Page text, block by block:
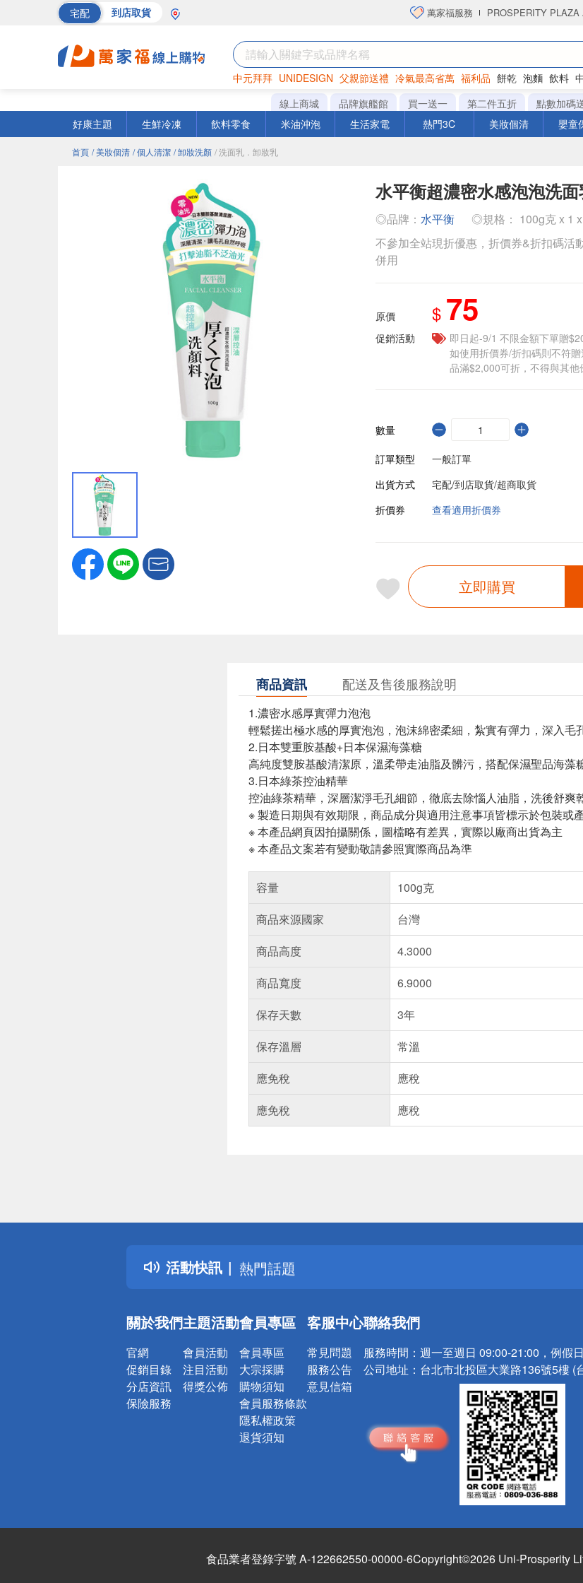
宅配 到店取貨 萬家福服務 PROSPERITY PLAZA
中元拜拜 UNIDESIGN 父親節送禮 冷氣最高省萬 福利品 餅乾 泡麵 飲料
巧克力 罐頭 衛生紙
線上商城 品牌旗艦館 買一送一 第二件五折 點數加碼
好康主題
生鮮冷凍 飲料零食 米油沖泡 生活家電 熱門3C 美妝個清 嬰童
首頁 / 美妝個清 / 個人清潔 / 卸妝洗顏 / 洗面乳．卸妝乳
水平衡超濃密水感泡泡洗
◎品牌： 水平衡
◎規格： 100g克 x 1
不參加全站現折優惠，折價券&折扣碼活
併用
原價 $ 75
促銷活動
即日起-9/1 不限金額下單贈
如使用折價券/折扣碼則不符
品滿$2,000可折，不得與其
數量
訂單類型
一般訂單
出貨方式
宅配/到店取貨/超商取貨
折價券
查看適用折價券
立即購買
商品資訊 配送及售後服務說明
1.濃密水感厚實彈力泡泡
輕鬆搓出極水感的厚實泡泡，泡沫綿密柔細，紮實有彈力，深入毛
2.日本雙重胺基酸+日本保濕海藻糖
高純度雙胺基酸清潔原，溫柔帶走油脂及髒污，搭配保濕聖品海藻
3.日本綠茶控油精華
控油綠茶精華，深層潔淨毛孔細節，徹底去除惱人油脂，洗後舒爽
※ 製造日期與有效期限，商品成分與適用注意事項皆標示於包裝或
※ 本產品網頁因拍攝關係，圖檔略有差異，實際以廠商出貨為主
※ 本產品文案若有變動敬請參照實際商品為準
容量
100g克
商品來源國家
台灣
商品高度
4.3000
商品寬度
6.9000
保存天數
3年
保存溫層
常溫
應免稅
應稅
應免稅
應稅
活動快訊
詐騙網頁！請小心！
得獎公告
熱門話題
銀行優惠
詐騙網頁！請小心！
關於我們
官網
促銷目錄
分店資訊
保險服務
主題活動
會員活動
注目活動
得獎公佈
會員專區
會員專區
大宗採購
購物須知
會員服務條款
隱私權政策
退貨須知
客服中心
常見問題
服務公告
意見信箱
聯絡我們
服務時間： 週一至週日 09:00-21:00，例假
公司地址： 台北市北投區大業路136號5樓 (
食品業者登錄字號 A-122662550-00000-6Copyright©2026 Uni-Prosperity